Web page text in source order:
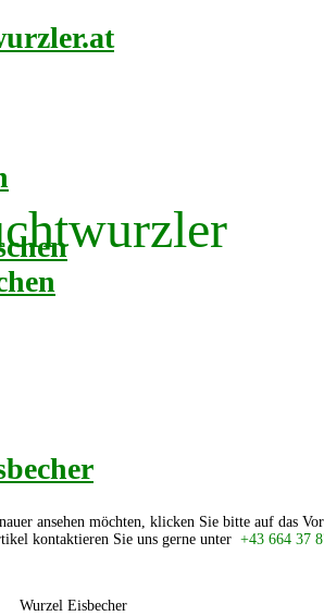
ansehen möchten, klicken Sie bitte auf das
kontaktieren Sie uns gerne unter +43 664 37
Wurzel Eisbecher